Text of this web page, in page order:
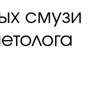
смузи